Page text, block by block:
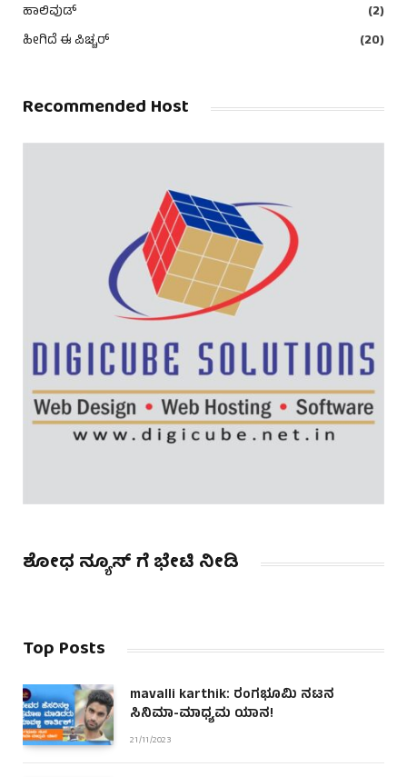
ಹಾಲಿವುಡ್
(2)
ಹೀಗಿದೆ ಈ ಪಿಚ್ಚರ್
(20)
Recommended Host
ಶೋಧ ನ್ಯೂಸ್ ಗೆ ಭೇಟಿ ನೀಡಿ
Top Posts
mavalli karthik: ರಂಗಭೂಮಿ ನಟನ
ಸಿನಿಮಾ-ಮಾಧ್ಯಮ ಯಾನ!
21/11/2023